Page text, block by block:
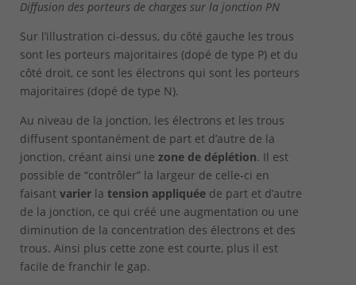
Diffusion des porteurs de charges sur la jonction PN
Sur l’illustration ci-dessus, du côté gauche les trous
sont les porteurs majoritaires (dopé de type P) et du
côté droit, ce sont les électrons qui sont les porteurs
majoritaires (dopé de type N).
Au niveau de la jonction, les électrons et les trous
diffusent spontanément de part et d’autre de la
jonction, créant ainsi une zone de déplétion. Il est
possible de “contrôler” la largeur de celle-ci en
faisant varierla tension appliquéede part et d’autre
de la jonction, ce qui créé une augmentation ou une
diminution de la concentration des électrons et des
trous. Ainsi plus cette zone est courte, plus il est
facile de franchir le gap.